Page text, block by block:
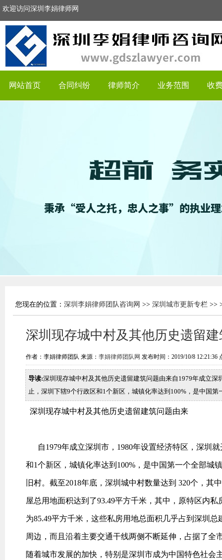
欢迎访问深圳李娟律师网
网站首页 合同纠纷 律师简介 业务范围 收
您现在的位置： 深圳李娟律师团队咨询网 >> 深圳城市更新专栏 >>
深圳现存城中村及其他历史遗留
作者：李娟律师团队 来源： 李娟律师团队网 发布时间：2019/10/8 12:21:36
导读:深圳现存城中村及其他历史遗留建筑问题由来自1979年成立
止，深圳下辖9个行政区和1个新区，城镇化率达到100%，是中国
深圳现存城中村及其他历史遗留建筑问题由来
自1979年成立深圳市，1980年设置经济特区，深圳
和1个新区，城镇化率达到100%，是中国第一个全部城
旧村。截至2018年底，深圳城中村数量达到 320个，
屋总用地面积达到了93.49平方千米，其中，原特区内
为85.49平方千米，这些私房用地总面积几乎占到深圳
周边，而且沿着主要交通干线两侧不断延伸，占据了全
随着城市发展的加快，特别是深圳市成为中国特色社